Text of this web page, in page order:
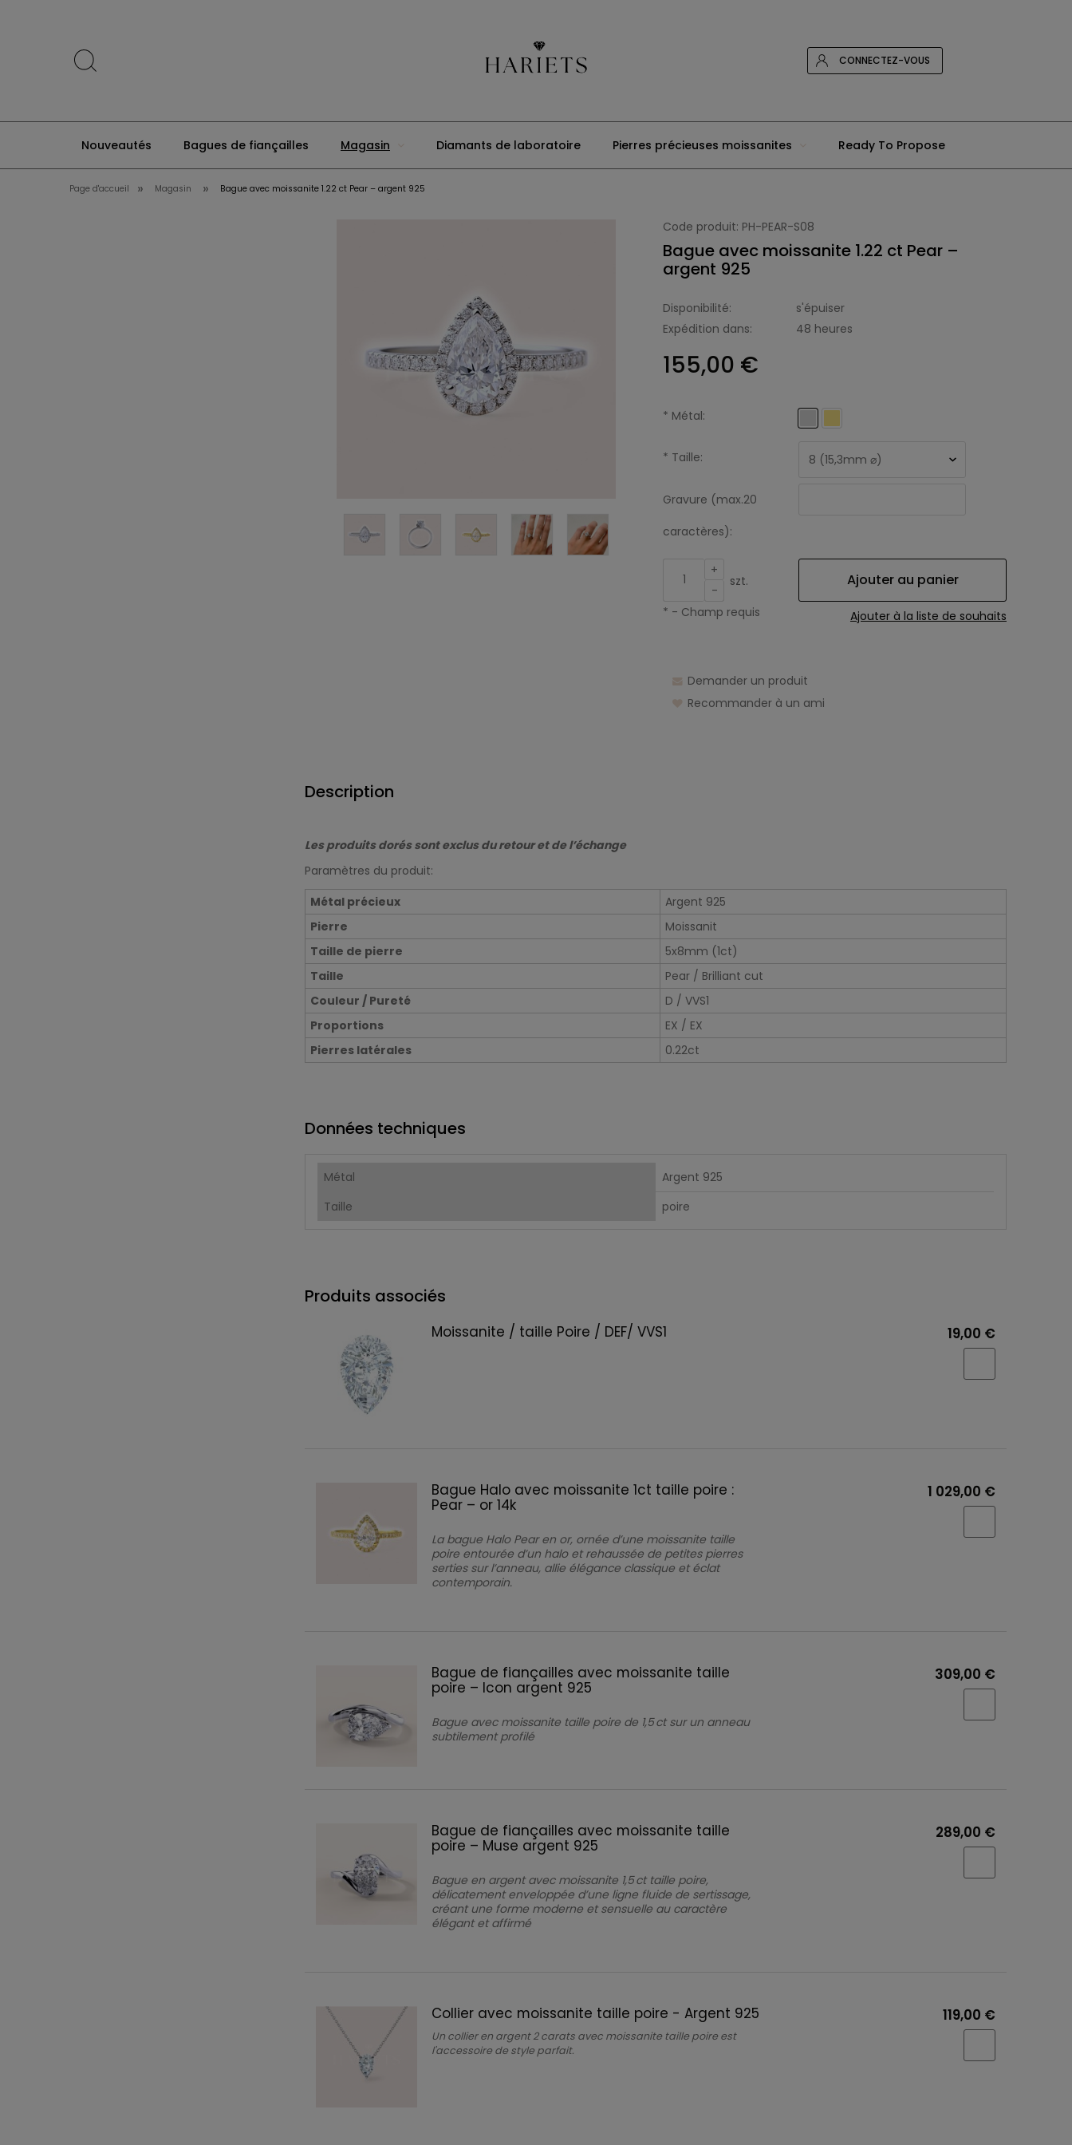
CONNECTEZ-VOUS
Nouveautés Bagues de fiançailles Magasin Diamants de laboratoire Pierres précieuses moissanites Ready To Propose
Promos Prime
Page d'accueil » Magasin » Bague avec moissanite 1.22 ct Pear – argent 925
Code produit: PH-PEAR-S08
Bague avec moissanite 1.22 ct Pear –
argent 925
Disponibilité:
s'épuiser
Expédition dans:
48 heures
155,00 €
* Métal:
* Taille:
Gravure (max.20
caractères):
+
-
szt. Ajouter au panier
Ajouter à la liste de souhaits
* - Champ requis
Demander un produit
Recommander à un ami
Description
Les produits dorés sont exclus du retour et de l’échange
Paramètres du produit:
Métal précieux
Argent 925
Pierre
Moissanit
Taille de pierre
5x8mm (1ct)
Taille
Pear / Brilliant cut
Couleur / Pureté
D / VVS1
Proportions
EX / EX
Pierres latérales
0.22ct
Données techniques
Métal
Argent 925
Taille
poire
Produits associés
Moissanite / taille Poire / DEF/ VVS1 19,00 €
Bague Halo avec moissanite 1ct taille poire :
Pear – or 14k
La bague Halo Pear en or, ornée d’une moissanite taille
poire entourée d’un halo et rehaussée de petites pierres
serties sur l’anneau, allie élégance classique et éclat
contemporain.
1 029,00 €
Bague de fiançailles avec moissanite taille
poire – Icon argent 925
Bague avec moissanite taille poire de 1,5 ct sur un anneau
subtilement profilé
309,00 €
Bague de fiançailles avec moissanite taille
poire – Muse argent 925
Bague en argent avec moissanite 1,5 ct taille poire,
délicatement enveloppée d’une ligne fluide de sertissage,
créant une forme moderne et sensuelle au caractère
élégant et affirmé
289,00 €
Collier avec moissanite taille poire - Argent 925
Un collier en argent 2 carats avec moissanite taille poire est
l'accessoire de style parfait.
119,00 €